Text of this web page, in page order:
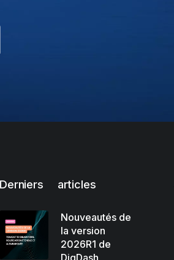
Derniers articles
Nouveautés de
la version
2026R1 de
DigDash